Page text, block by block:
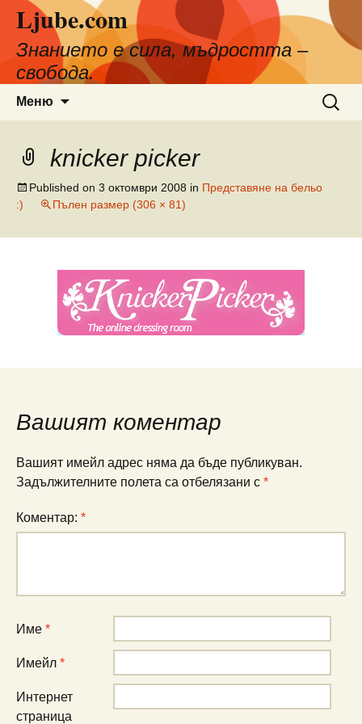
съдържанието
Ljube.com
Знанието е сила, мъдростта –
свобода.
Меню
за:
knicker picker
Published on 3 октомври 2008 in Представяне на бельо
:)
Пълен размер (306 × 81)
Вашият коментар
Вашият имейл адрес няма да бъде публикуван.
Задължителните полета са отбелязани с *
Коментар: *
Име *
Имейл *
Интернет
страница